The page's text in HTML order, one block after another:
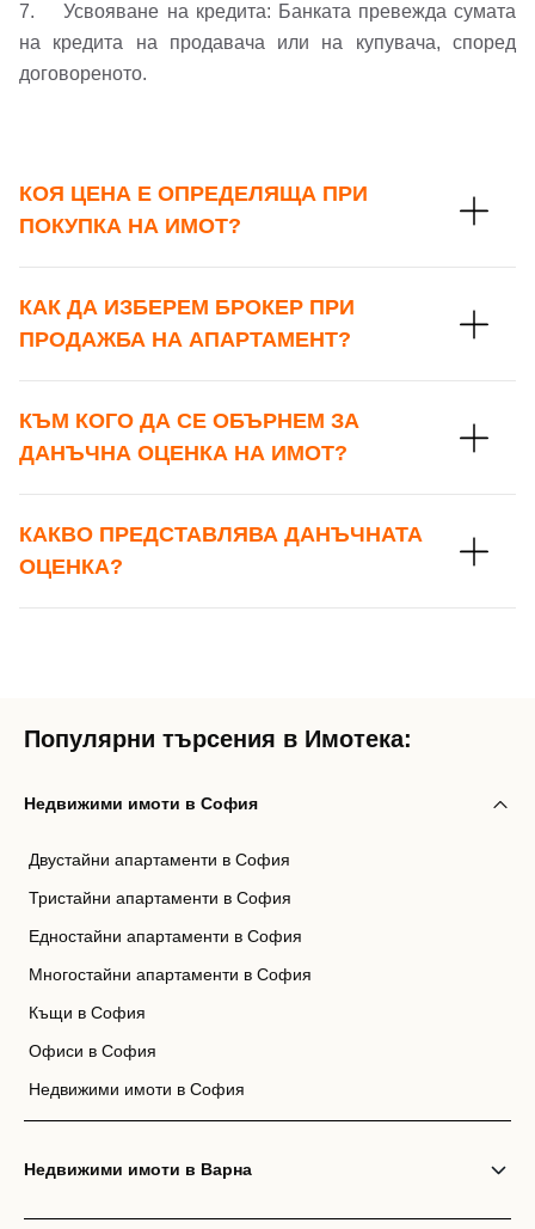
7. Усвояване на кредита: Банката превежда сумата
на кредита на продавача или на купувача, според
договореното.
КОЯ ЦЕНА Е ОПРЕДЕЛЯЩА ПРИ
ПОКУПКА НА ИМОТ?
КАК ДА ИЗБЕРЕМ БРОКЕР ПРИ
ПРОДАЖБА НА АПАРТАМЕНТ?
КЪМ КОГО ДА СЕ ОБЪРНЕМ ЗА
ДАНЪЧНА ОЦЕНКА НА ИМОТ?
КАКВО ПРЕДСТАВЛЯВА ДАНЪЧНАТА
ОЦЕНКА?
Популярни търсения в Имотека:
Недвижими имоти в София
Двустайни апартаменти в София
Тристайни апартаменти в София
Едностайни апартаменти в София
Многостайни апартаменти в София
Къщи в София
Офиси в София
Недвижими имоти в София
Недвижими имоти в Варна